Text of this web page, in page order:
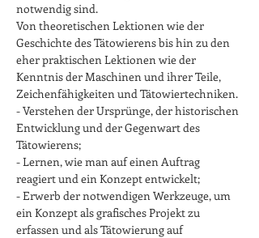
notwendig sind.
Von theoretischen Lektionen wie der
Geschichte des Tätowierens bis hin zu den
eher praktischen Lektionen wie der
Kenntnis der Maschinen und ihrer Teile,
Zeichenfähigkeiten und Tätowiertechniken.
- Verstehen der Ursprünge, der historischen
Entwicklung und der Gegenwart des
Tätowierens;
- Lernen, wie man auf einen Auftrag
reagiert und ein Konzept entwickelt;
- Erwerb der notwendigen Werkzeuge, um
ein Konzept als grafisches Projekt zu
erfassen und als Tätowierung auf